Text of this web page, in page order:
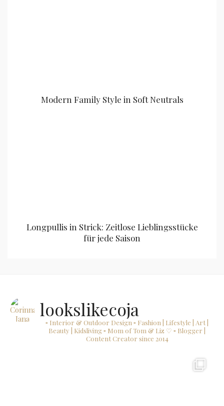
Modern Family Style in Soft Neutrals
Longpullis in Strick: Zeitlose Lieblingsstücke
für jede Saison
lookslikecoja
▫ Interior & Outdoor Design ▫ Fashion | Lifestyle | Art |
Beauty | Kidsliving▫ Mom of Tom & Liz ♡ ▫ Blogger |
Content Creator since 2014